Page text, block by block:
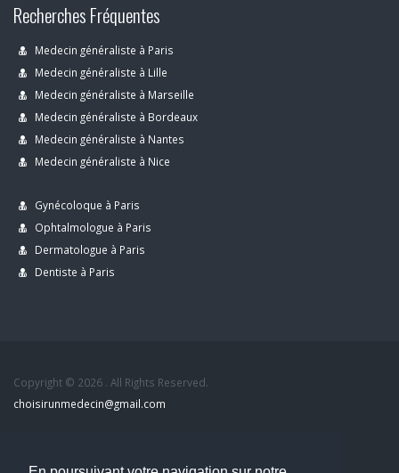
Recherches Fréquentes
Medecin généraliste à Paris
Medecin généraliste à Lille
Medecin généraliste à Marseille
Medecin généraliste à Bordeaux
Medecin généraliste à Nantes
Medecin généraliste à Nice
Gynécoloque à Paris
Ophtalmologue à Paris
Dermatologue à Paris
Dentiste à Paris
Copyright © 2026 . All Rights Reserved.
choisirunmedecin@gmail.com